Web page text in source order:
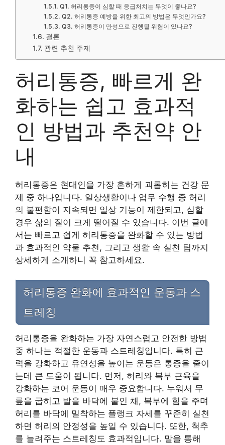
Q1. 허리통증이 심할 때 응급처치는 무엇이 좋나요?
Q2. 허리통증 예방을 위한 최고의 방법은 무엇인가요?
Q3. 허리통증이 만성으로 진행될 위험이 있나요?
결론
관련 추천 주제
허리통증, 빠르게 완
화하는 쉽고 효과적
인 방법과 추천약 안
내
허리통증은 현대인을 가장 흔하게 괴롭히는 건강 문
제 중 하나입니다. 일상생활이나 업무 수행 중 허리
의 불편함이 지속되면 일상 기능이 제한되고, 심할
경우 삶의 질이 크게 떨어질 수 있습니다. 이번 글에
서는 빠르고 쉽게 허리통증을 완화할 수 있는 방법
과 효과적인 약물 추천, 그리고 생활 속 실천 팁까지
상세하게 소개하니 꼭 참고하세요.
허리통증 완화에 효과적인 운동과 스
트레칭
허리통증을 완화하는 가장 자연스럽고 안전한 방법
중 하나는 적절한 운동과 스트레칭입니다. 특히 근
력을 강화하고 유연성을 높이는 운동은 통증을 줄이
는데 큰 도움이 됩니다. 먼저, 허리와 복부 근육을
강화하는 코어 운동이 매우 중요합니다. 누워서 무
릎을 굽히고 발을 바닥에 붙인 채, 복부에 힘을 주며
허리를 바닥에 밀착하는 플랭크 자세를 꾸준히 실천
하면 허리의 안정성을 높일 수 있습니다. 또한, 척추
를 늘려주는 스트레칭도 효과적입니다. 말을 통해